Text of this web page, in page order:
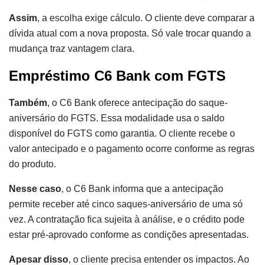
Assim, a escolha exige cálculo. O cliente deve comparar a
dívida atual com a nova proposta. Só vale trocar quando a
mudança traz vantagem clara.
Empréstimo C6 Bank com FGTS
Também, o C6 Bank oferece antecipação do saque-
aniversário do FGTS. Essa modalidade usa o saldo
disponível do FGTS como garantia. O cliente recebe o
valor antecipado e o pagamento ocorre conforme as regras
do produto.
Nesse caso, o C6 Bank informa que a antecipação
permite receber até cinco saques-aniversário de uma só
vez. A contratação fica sujeita à análise, e o crédito pode
estar pré-aprovado conforme as condições apresentadas.
Apesar disso, o cliente precisa entender os impactos. Ao